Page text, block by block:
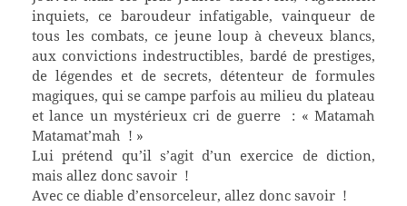
inquiets, ce baroudeur infatigable, vainqueur de
tous les combats, ce jeune loup à cheveux blancs,
aux convictions indestructibles, bardé de prestiges,
de légendes et de secrets, détenteur de formules
magiques, qui se campe parfois au milieu du plateau
et lance un mystérieux cri de guerre : « Matamah
Matamat’mah ! »
Lui prétend qu’il s’agit d’un exercice de diction,
mais allez donc savoir !
Avec ce diable d’ensorceleur, allez donc savoir !